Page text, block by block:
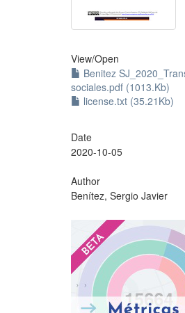
View/Open
Benitez
sociales.pdf (1013.Kb)
license.txt (35.21Kb)
Date
2020-10-05
Author
Benítez, Sergio Javier